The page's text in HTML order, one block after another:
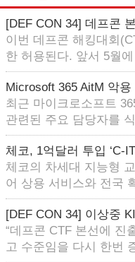
[DEF CON 34] 데프콘
이번 데프콘 해킹대회
한 허용된다. 앞서 5월
Microsoft 365 AitM 악
최근 마이크로소프트
관련된 주요 담당자를
체코, 1억달러 투입 ‘C-
체코의 차세대 지능형
어 상용 서비스와 전국
[DEF CON 34] 이상중
“데프콘 CTF 본선에 진
고 수준임을 다시 한번